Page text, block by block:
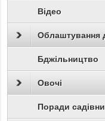
Відео
Облаштування
Бджільництво
Овочі
Поради